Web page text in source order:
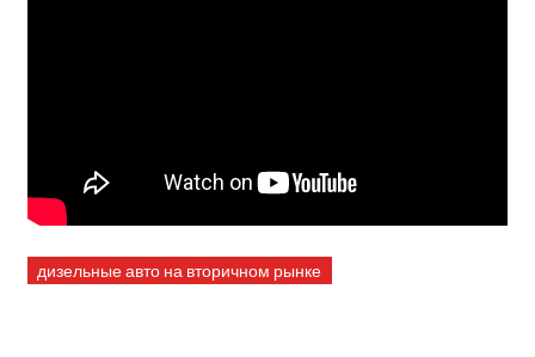
дизельные авто на вторичном рынке